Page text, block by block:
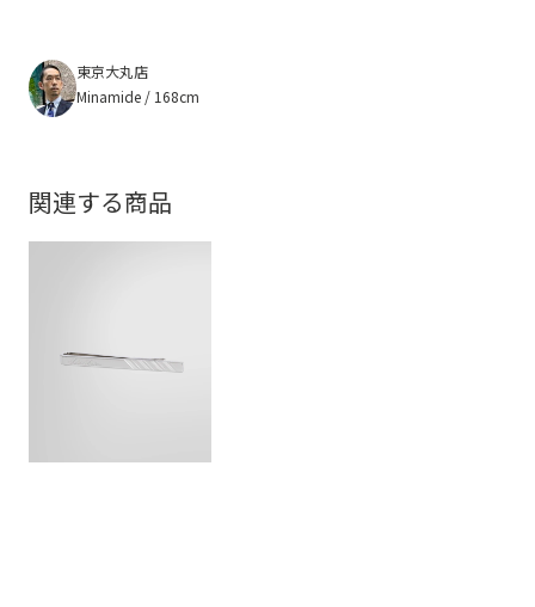
東京大丸店
Minamide / 168cm
関連する商品